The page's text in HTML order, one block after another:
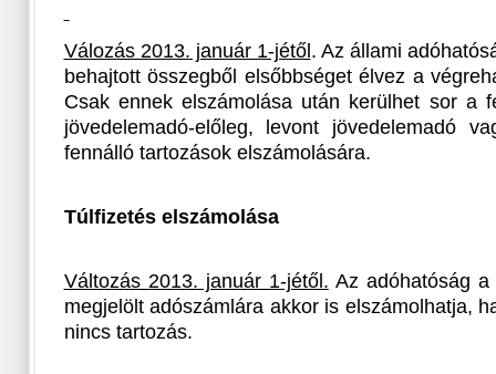
Válozás 2013. január 1-jétől . Az állami
behajtott összegből elsőbbséget élvez a
Csak ennek elszámolása után kerülhet sor a
jövedelemadó-előleg, levont jövedelemadó
fennálló tartozások elszámolására.
Túlfizetés elszámolása
Változás 2013. január 1-jétől. Az adóhatóság
megjelölt adószámlára akkor is elszámolhatja,
nincs tartozás.